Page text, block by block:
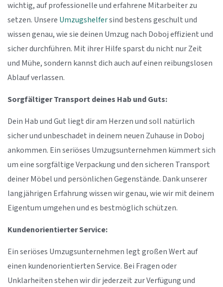
wichtig, auf professionelle und erfahrene Mitarbeiter zu
setzen. Unsere Umzugshelfersind bestens geschult und
wissen genau, wie sie deinen Umzug nach Doboj effizient und
sicher durchführen. Mit ihrer Hilfe sparst du nicht nur Zeit
und Mühe, sondern kannst dich auch auf einen reibungslosen
Ablauf verlassen.
Sorgfältiger Transport deines Hab und Guts:
Dein Hab und Gut liegt dir am Herzen und soll natürlich
sicher und unbeschadet in deinem neuen Zuhause in Doboj
ankommen. Ein seriöses Umzugsunternehmen kümmert sich
um eine sorgfältige Verpackung und den sicheren Transport
deiner Möbel und persönlichen Gegenstände. Dank unserer
langjährigen Erfahrung wissen wir genau, wie wir mit deinem
Eigentum umgehen und es bestmöglich schützen.
Kundenorientierter Service:
Ein seriöses Umzugsunternehmen legt großen Wert auf
einen kundenorientierten Service. Bei Fragen oder
Unklarheiten stehen wir dir jederzeit zur Verfügung und